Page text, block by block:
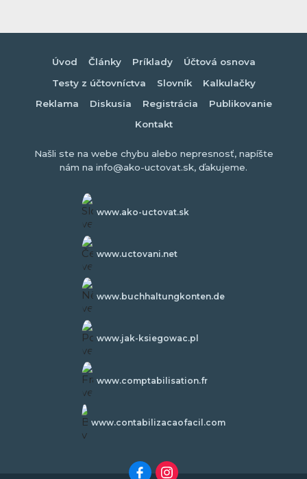
Úvod Články Príklady
Účtová osnova
Testy z účtovníctva
Slovník
Kalkulačky
Reklama
Diskusia Registrácia
Publikovanie
Kontakt
Našli ste na webe chybu alebo nepresnosť, napíšte
nám na info@ako-uctovat.sk, ďakujeme.
www.ako-uctovat.sk
www.uctovani.net
www.buchhaltungkonten.de
www.jak-ksiegowac.pl
www.comptabilisation.fr
www.contabilizacaofacil.com